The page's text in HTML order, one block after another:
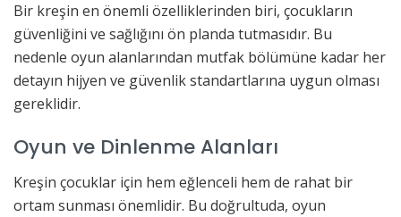
Bir kreşin en önemli özelliklerinden biri, çocukların
güvenliğini ve sağlığını ön planda tutmasıdır. Bu
nedenle oyun alanlarından mutfak bölümüne kadar her
detayın hijyen ve güvenlik standartlarına uygun olması
gereklidir.
Oyun ve Dinlenme Alanları
Kreşin çocuklar için hem eğlenceli hem de rahat bir
ortam sunması önemlidir. Bu doğrultuda, oyun